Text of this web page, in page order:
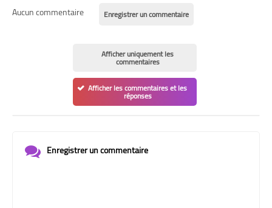
Aucun commentaire Enregistrer un commentaire
Afficher uniquement les
commentaires
Afficher les commentaires et les
réponses
Enregistrer un commentaire